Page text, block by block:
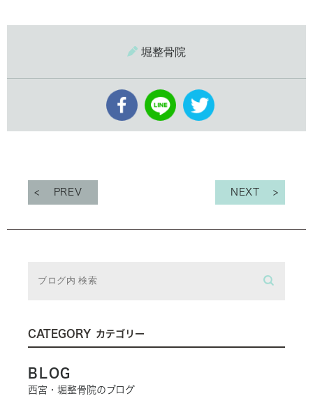
堀整骨院
PREV NEXT
CATEGORY カテゴリー
BLOG
西宮・堀整骨院のブログ